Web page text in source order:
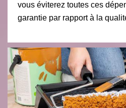
vous éviterez toutes ces
garantie par rapport à la